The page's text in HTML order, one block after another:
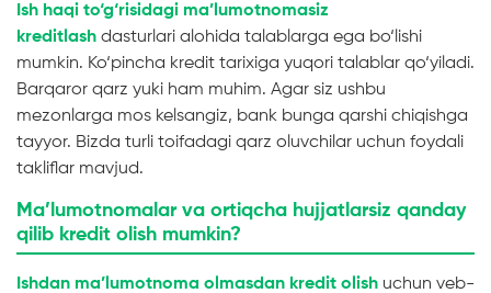
Ish haqi to‘g‘risidagi ma’lumotnomasiz
kreditlash dasturlari alohida talablarga ega bo‘lishi
mumkin. Ko‘pincha kredit tarixiga yuqori talablar qo‘yiladi.
Barqaror qarz yuki ham muhim. Agar siz ushbu
mezonlarga mos kelsangiz, bank bunga qarshi chiqishga
tayyor. Bizda turli toifadagi qarz oluvchilar uchun foydali
takliflar mavjud.
Ma’lumotnomalar va ortiqcha hujjatlarsiz qanday
qilib kredit olish mumkin?
Ishdan ma’lumotnoma olmasdan kredit olish uchun veb-